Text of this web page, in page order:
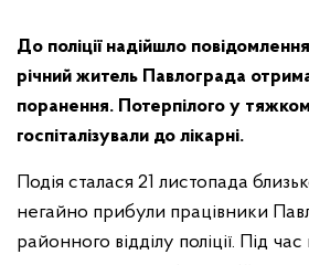
До поліції надійшло
річний житель Павлограда
поранення. Потерпілого у
госпіталізували до лікарні.
Подія сталася 21 листопада
негайно прибули працівники
районного відділу поліції. Під